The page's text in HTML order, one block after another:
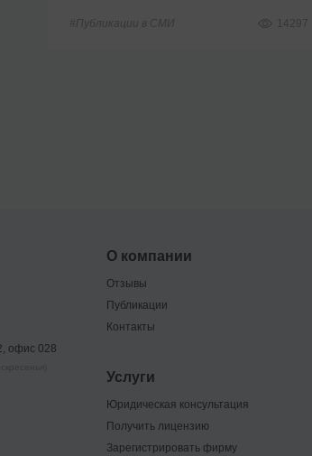
#Публикации в СМИ 14297
офис 028
О компании
Отзывы
Публикации
Контакты
Услуги
Юридическая консультация
Получить лицензию
Зарегистрировать фирму